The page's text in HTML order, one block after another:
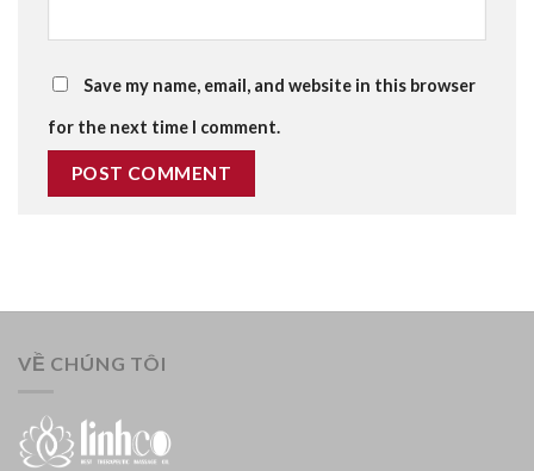
Save my name, email, and website in this browser
for the next time I comment.
VỀ CHÚNG TÔI